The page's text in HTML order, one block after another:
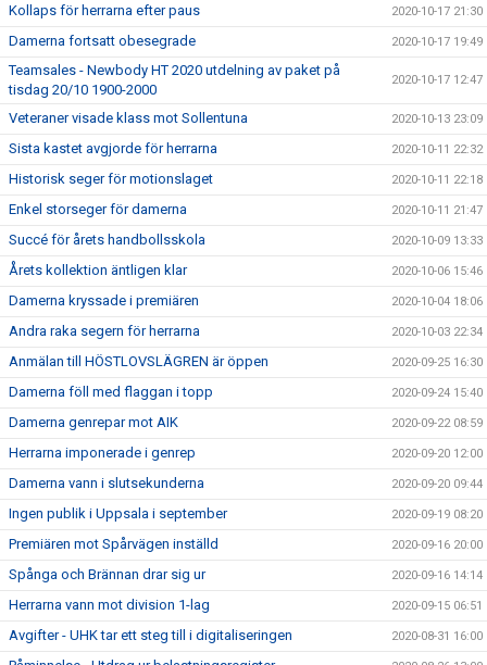
Kollaps för herrarna efter paus 2020-10-17 21:30
Damerna fortsatt obesegrade 2020-10-17 19:49
Teamsales - Newbody HT 2020 utdelning av paket på
tisdag 20/10 1900-2000
2020-10-17 12:47
Veteraner visade klass mot Sollentuna 2020-10-13 23:09
Sista kastet avgjorde för herrarna 2020-10-11 22:32
Historisk seger för motionslaget 2020-10-11 22:18
Enkel storseger för damerna 2020-10-11 21:47
Succé för årets handbollsskola 2020-10-09 13:33
Årets kollektion äntligen klar 2020-10-06 15:46
Damerna kryssade i premiären 2020-10-04 18:06
Andra raka segern för herrarna 2020-10-03 22:34
Anmälan till HÖSTLOVSLÄGREN är öppen 2020-09-25 16:30
Damerna föll med flaggan i topp 2020-09-24 15:40
Damerna genrepar mot AIK 2020-09-22 08:59
Herrarna imponerade i genrep 2020-09-20 12:00
Damerna vann i slutsekunderna 2020-09-20 09:44
Ingen publik i Uppsala i september 2020-09-19 08:20
Premiären mot Spårvägen inställd 2020-09-16 20:00
Spånga och Brännan drar sig ur 2020-09-16 14:14
Herrarna vann mot division 1-lag 2020-09-15 06:51
Avgifter - UHK tar ett steg till i digitaliseringen 2020-08-31 16:00